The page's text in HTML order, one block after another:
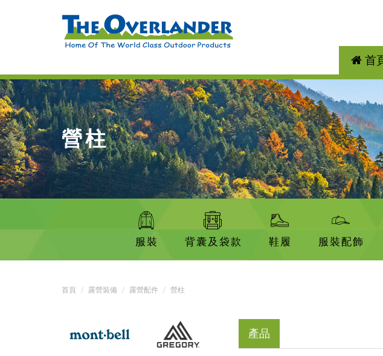
首
營柱
服裝 背囊及袋款 鞋履 服裝配飾
首頁 露營裝備 露營配件 營柱
產品